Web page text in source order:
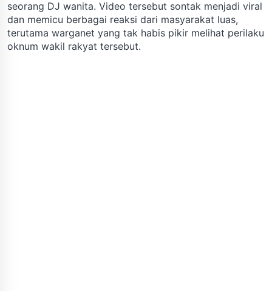
seorang DJ wanita. Video tersebut sontak menjadi viral
dan memicu berbagai reaksi dari masyarakat luas,
terutama warganet yang tak habis pikir melihat perilaku
oknum wakil rakyat tersebut.